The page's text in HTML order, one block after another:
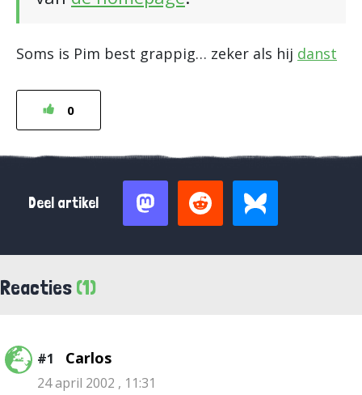
Soms is Pim best grappig… zeker als hij danst
0
Deel artikel
Reacties (1)
#1 Carlos
24 april 2002 , 11:31